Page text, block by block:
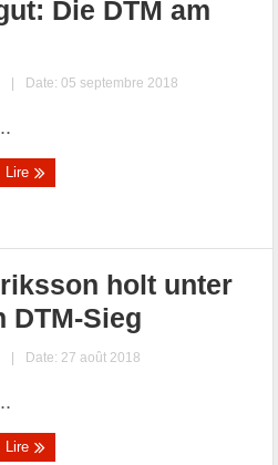
Die DTM am
| Date: 05 septembre 2018
Lire
holt unter
DTM-Sieg
| Date: 27 août 2018
Lire